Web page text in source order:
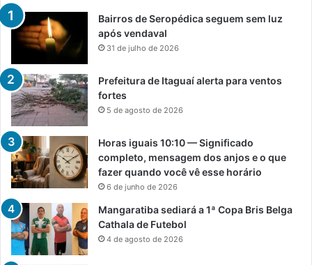
Bairros de Seropédica seguem sem luz
após vendaval
31 de julho de 2026
Prefeitura de Itaguaí alerta para ventos
fortes
5 de agosto de 2026
Horas iguais 10:10 — Significado
completo, mensagem dos anjos e o que
fazer quando você vê esse horário
6 de junho de 2026
Mangaratiba sediará a 1ª Copa Bris Belga
Cathala de Futebol
4 de agosto de 2026